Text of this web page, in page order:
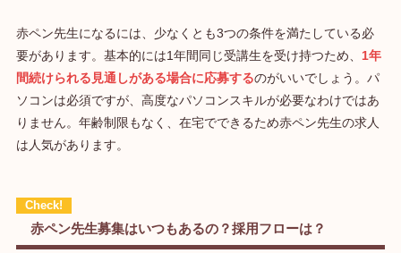
赤ペン先生になるには、少なくとも3つの条件を満たしている必
要があります。基本的には1年間同じ受講生を受け持つため、 1年
間続けられる見通しがある場合に応募するのがいいでしょう。パ
ソコンは必須ですが、高度なパソコンスキルが必要なわけではあ
りません。年齢制限もなく、在宅でできるため赤ペン先生の求人
は人気があります。
赤ペン先生募集はいつもあるの？採用フローは？